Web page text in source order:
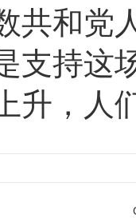
和党人
支持这
升，人